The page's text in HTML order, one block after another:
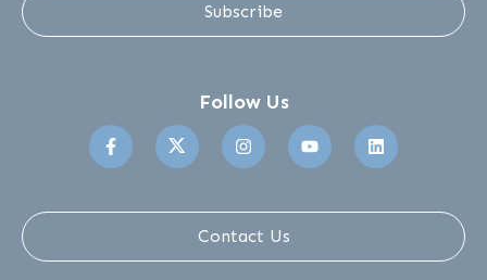
Subscribe
Follow Us
Suivez-nous sur Facebook
Suivez-nous sur Twitter
Suivez-nous surSuivez-nous sur
Contact Us